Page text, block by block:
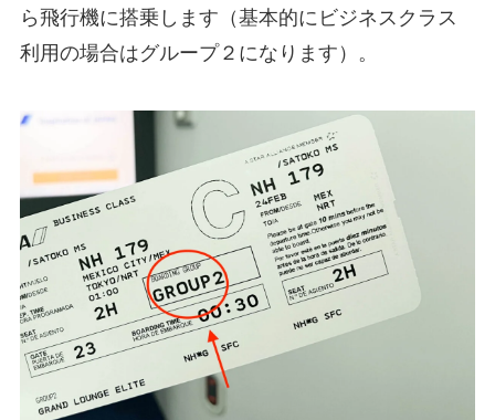
ら飛行機に搭乗します（基本的にビジネスクラス
利用の場合はグループ２になります）。